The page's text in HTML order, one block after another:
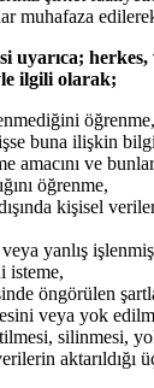
muhafaza
uyarıca;
ilgili olarak;
öğrenme,
buna ilişkin
amacını ve
öğrenme,
kişisel
yanlış
isteme,
öngörülen
veya yok
silinmesi,
aktarıldığı